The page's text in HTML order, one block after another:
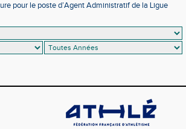
pour le poste d’Agent Administratif de la Ligue